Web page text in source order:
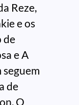
Reze,
e os
de
e A
seguem
de
O